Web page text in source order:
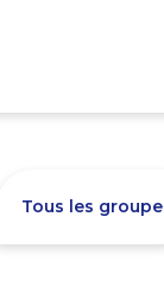
Tous les